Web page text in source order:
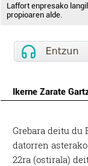
Laffort enpresako
propioaren alde.
Ikerne Zarate
Grebara deitu
datorren
22ra (ostirala)